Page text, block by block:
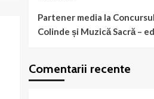
Partener media la
Colinde și Muzică Sacră –
Comentarii recente